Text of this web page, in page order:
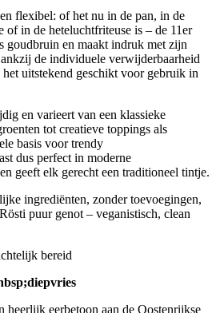
flexibel: of het nu in de pan, in de
of in de heteluchtfriteuse is – de 11er
goudbruin en maakt indruk met zijn
de individuele verwijderbaarheid
het uitstekend geschikt voor gebruik in
en varieert van een klassieke
tot creatieve toppings als
basis voor trendy
dus perfect in moderne
geeft elk gerecht een traditioneel tintje.
ingrediënten, zonder toevoegingen,
puur genot – veganistisch, clean
heerlijk eerbetoon aan de Oostenrijkse